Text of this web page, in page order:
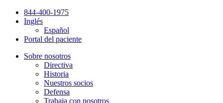
Skip
844-400-1975
Inglés
Español
Portal del paciente
Sobre nosotros
Directiva
Historia
Nuestros socios
Defensa
Trabaja con nosotros